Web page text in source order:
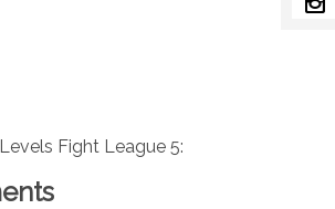
Fight League 5: